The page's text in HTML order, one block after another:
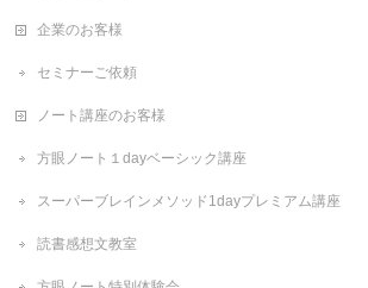
企業のお客様
セミナーご依頼
ノート講座のお客様
方眼ノート１dayベーシック講座
スーパーブレインメソッド1dayプレミアム講座
読書感想文教室